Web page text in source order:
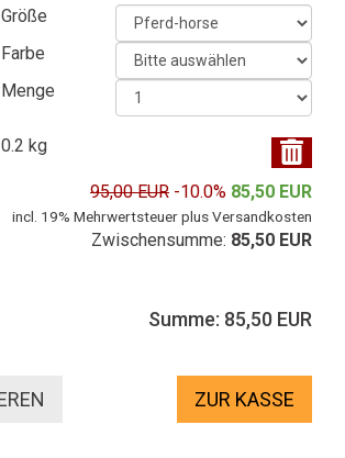
Größe
Farbe
Menge
0.2 kg
95,00 EUR -10.0% 85,50 EUR
incl. 19% Mehrwertsteuer plus Versandkosten
Zwischensumme: 85,50 EUR
Summe: 85,50 EUR
ZUR KASSE